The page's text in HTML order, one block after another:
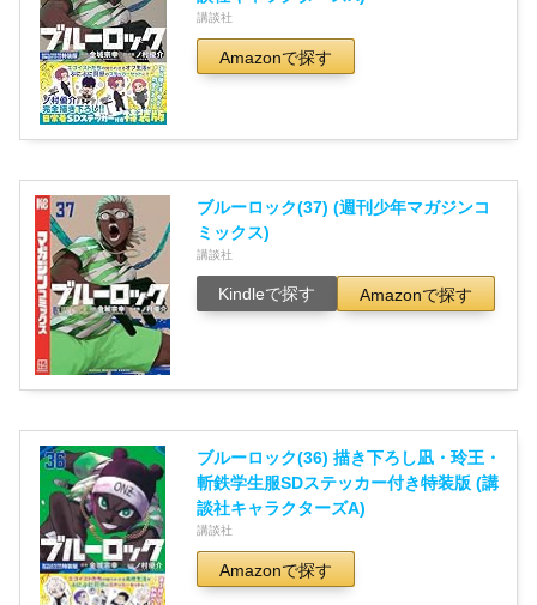
講談社
Amazonで探す
ブルーロック(37) (週刊少年マガジンコ
ミックス)
講談社
Kindleで探す Amazonで探す
ブルーロック(36) 描き下ろし凪・玲王・
斬鉄学生服SDステッカー付き特装版 (講
談社キャラクターズA)
講談社
Amazonで探す